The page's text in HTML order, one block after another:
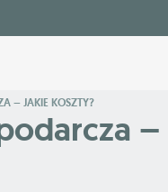
– JAKIE KOSZTY?
–